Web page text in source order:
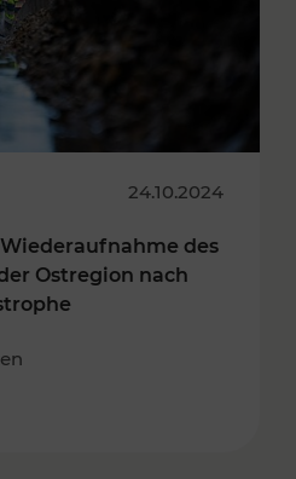
24.10.2024
des
Ostregion nach